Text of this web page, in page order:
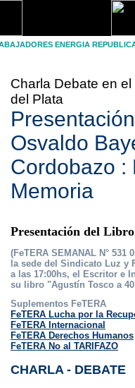
ENERGIA
Charla Debate en
del Plata
Osvaldo
Cordobazo :
Memoria
Presentación del
(FeTERA SEMANAL N° 531
la sede del Sindicato Luz y
a las 17:00hs, el Escritor e
su libro "Agustín Tosco a
Suplementos FeTERA
FeTERA Lucha por la
FeTERA Internacional
FeTERA Derechos Humanos
FeTERA No al TARIFAZO
CHARLA - DEBATE